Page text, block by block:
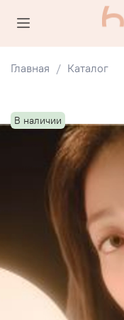
Главная Каталог
В наличии